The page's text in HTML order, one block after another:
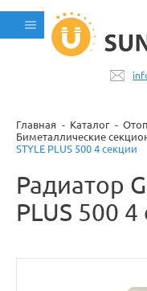
Главная Каталог
Биметаллические
STYLE PLUS 500 4 секции
Радиатор
PLUS 500